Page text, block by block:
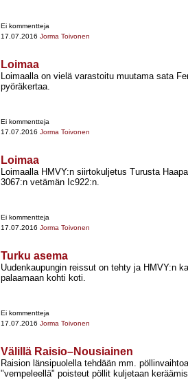
Ei kommentteja
17.07.2016 Jorma Toivonen
Loimaa
Loimaalla on vielä varastoitu muutama sata
pyöräkertaa.
Ei kommentteja
17.07.2016 Jorma Toivonen
Loimaa
Loimaalla HMVY:n siirtokuljetus Turusta
3067:n vetämän Ic922:n.
Ei kommentteja
17.07.2016 Jorma Toivonen
Turku asema
Uudenkaupungin reissut on tehty ja HMVY:n
palaamaan kohti koti.
Ei kommentteja
17.07.2016 Jorma Toivonen
Välillä Raisio–Nousiainen
Raision länsipuolella tehdään mm.
"vempeleellä" poisteut pöllit kuljetaan